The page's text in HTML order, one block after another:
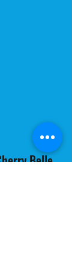
Belle